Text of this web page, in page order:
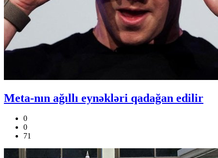
Meta-nın ağıllı eynəkləri qadağan edilir
0
0
71